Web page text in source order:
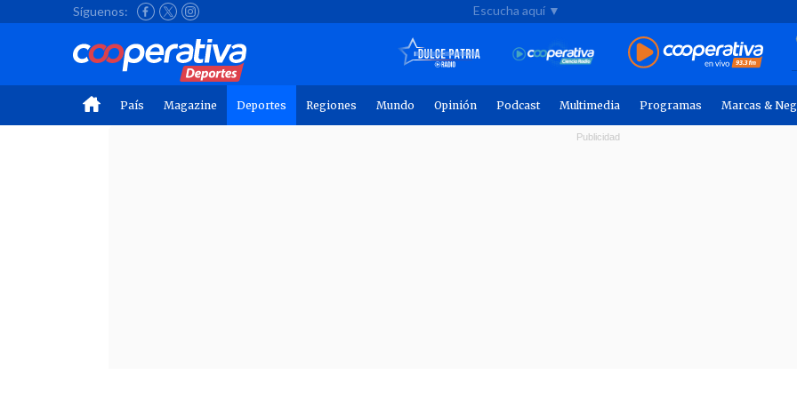
Síguenos: Escucha aquí ▼
País Magazine Deportes Regiones Mundo Opinión Podcast Multimedia Programas Marcas &